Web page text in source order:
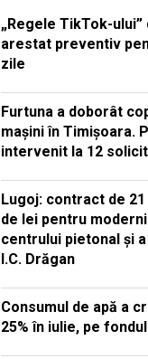
„Regele TikTok-ului”
arestat preventiv
zile
Furtuna a doborât
mașini în Timișoara.
intervenit la 12
Lugoj: contract de
de lei pentru
centrului pietonal și
I.C. Drăgan
Consumul de apă a
25% în iulie, pe